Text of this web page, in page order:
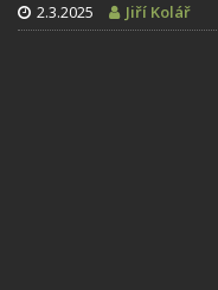
2.3.2025 Jiří Kolář